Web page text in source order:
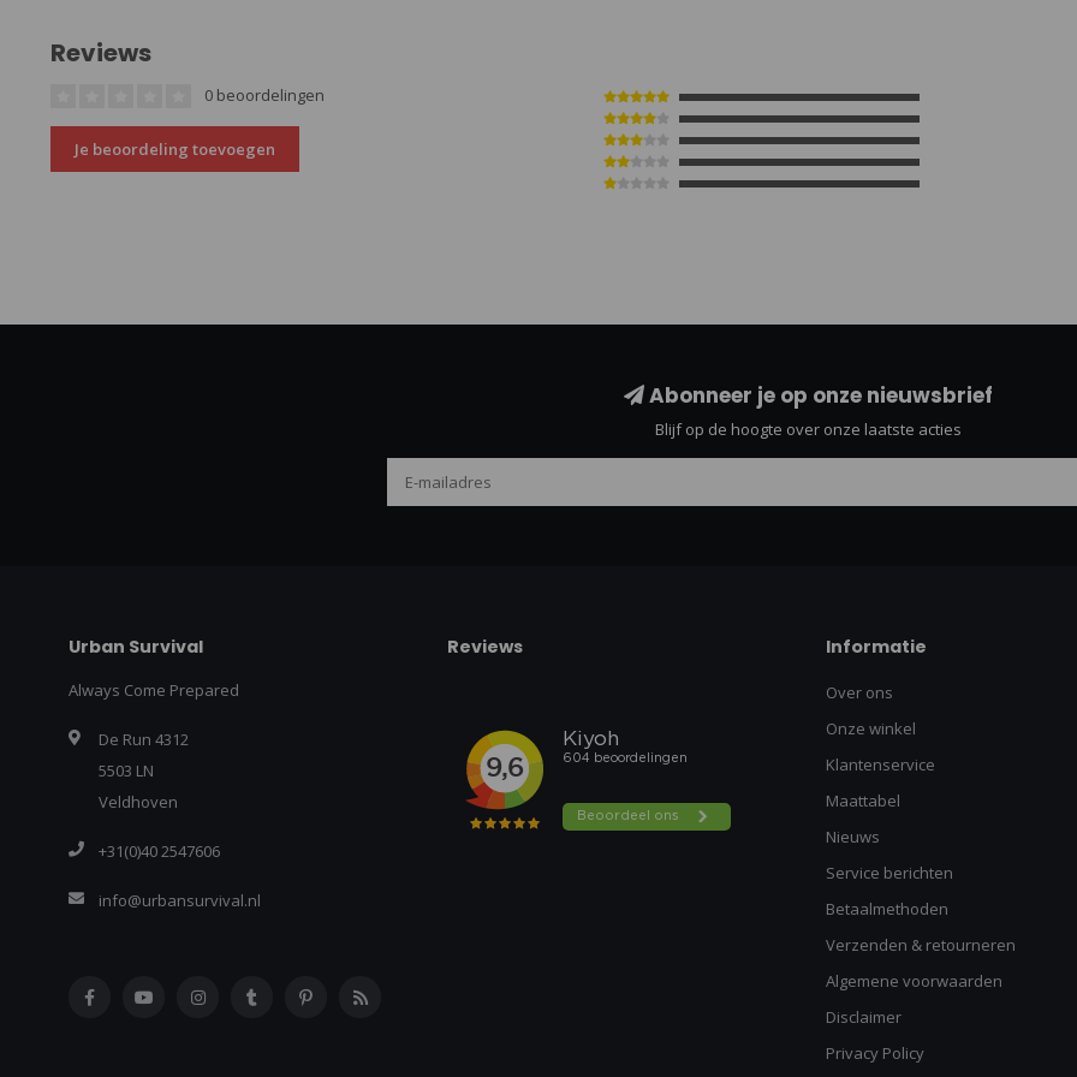
Reviews
0 beoordelingen
Je beoordeling toevoegen
Abonneer je op onze nieuwsbrief
Blijf op de hoogte over onze laatste acties
Urban Survival
Always Come Prepared
De Run 4312
5503 LN
Veldhoven
+31(0)40 2547606
info@urbansurvival.nl
Reviews Informatie
Over ons
Onze winkel
Klantenservice
Maattabel
Nieuws
Service berichten
Betaalmethoden
Verzenden & retourneren
Algemene voorwaarden
Disclaimer
Privacy Policy